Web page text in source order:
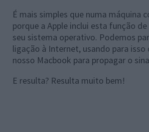
É mais simples que numa máquina
porque a Apple inclui esta função
seu sistema operativo. Podemos
ligação à Internet, usando para
nosso Macbook para propagar o
E resulta? Resulta muito bem!